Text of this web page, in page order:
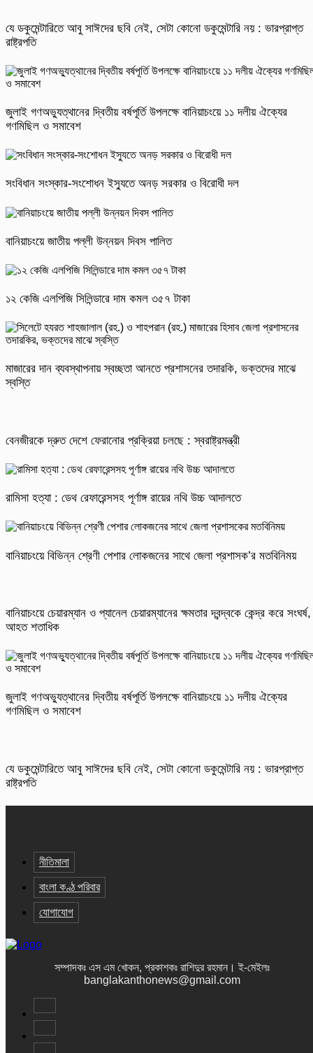
যে ডকুমেন্টারিতে আবু সাঈদের ছবি নেই, সেটা কোনো ডকুমেন্টারি নয় : ভারপ্রাপ্ত
রাষ্ট্রপতি
জুলাই গণঅভ্যুত্থানের দ্বিতীয় বর্ষপূর্তি উপলক্ষে বানিয়াচংয়ে ১১ দলীয় ঐক্যের
গণমিছিল ও সমাবেশ
সংবিধান সংস্কার-সংশোধন ইস্যুতে অনড় সরকার ও বিরোধী দল
বানিয়াচংয়ে জাতীয় পল্লী উন্নয়ন দিবস পালিত
১২ কেজি এলপিজি সিলিন্ডারে দাম কমল ৩৫৭ টাকা
মাজারের দান ব্যবস্থাপনায় স্বচ্ছতা আনতে প্রশাসনের তদারকি, ভক্তদের মাঝে
স্বস্তি
বেনজীরকে দ্রুত দেশে ফেরানোর প্রক্রিয়া চলছে : স্বরাষ্ট্রমন্ত্রী
রামিসা হত্যা : ডেথ রেফারেন্সসহ পূর্ণাঙ্গ রায়ের নথি উচ্চ আদালতে
বানিয়াচংয়ে বিভিন্ন শ্রেণী পেশার লোকজনের সাথে জেলা প্রশাসক’র মতবিনিময়
বানিয়াচংয়ে চেয়ারম্যান ও প্যানেল চেয়ারম্যানের ক্ষমতার দ্বন্দ্বকে কেন্দ্র করে সংঘর্ষ,
আহত শতাধিক
জুলাই গণঅভ্যুত্থানের দ্বিতীয় বর্ষপূর্তি উপলক্ষে বানিয়াচংয়ে ১১ দলীয় ঐক্যের
গণমিছিল ও সমাবেশ
যে ডকুমেন্টারিতে আবু সাঈদের ছবি নেই, সেটা কোনো ডকুমেন্টারি নয় : ভারপ্রাপ্ত
রাষ্ট্রপতি
নীতিমালা
বাংলা কণ্ঠ পরিবার
যোগাযোগ
সম্পাদকঃ এস এম খোকন, প্রকাশকঃ রাশিদুর রহমান । ই-মেইলঃ
banglakanthonews@gmail.com